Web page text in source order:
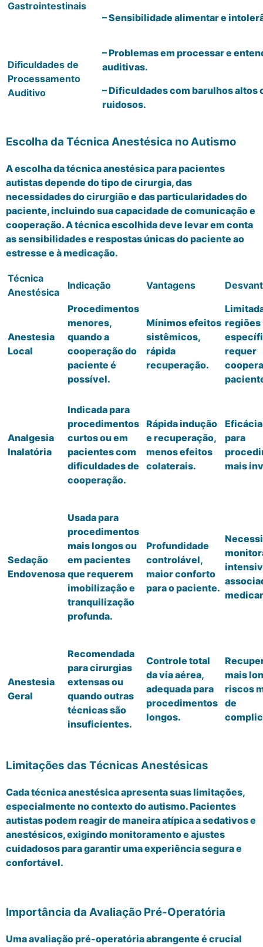
Gastrointestinais
– Sensibilidade alimentar e
Dificuldades de
Processamento
Auditivo
– Problemas em processar e
auditivas.
– Dificuldades com barulhos altos
ruidosos.
Escolha da Técnica Anestésica no Autismo
A escolha da técnica anestésica para pacientes
autistas depende do tipo de cirurgia, das
necessidades do cirurgião e das particularidades do
paciente, incluindo sua capacidade de comunicação e
cooperação. A técnica escolhida deve levar em conta
as sensibilidades e respostas únicas do paciente ao
estresse e à medicação.
Técnica
Anestésica
Indicação Vantagens
Anestesia
Local
Procedimentos
menores,
quando a
cooperação do
paciente é
possível.
Mínimos efeitos
sistêmicos,
rápida
recuperação.
regiões
requer
Analgesia
Inalatória
Indicada para
procedimentos
curtos ou em
pacientes com
dificuldades de
cooperação.
Rápida indução
e recuperação,
menos efeitos
colaterais.
para
mais
Sedação
Endovenosa
Usada para
procedimentos
mais longos ou
em pacientes
que requerem
imobilização e
tranquilização
profunda.
Profundidade
controlável,
maior conforto
para o paciente.
Anestesia
Geral
Recomendada
para cirurgias
extensas ou
quando outras
técnicas são
insuficientes.
Controle total
da via aérea,
adequada para
procedimentos
longos.
mais
riscos
de
Limitações das Técnicas Anestésicas
Cada técnica anestésica apresenta suas limitações,
especialmente no contexto do autismo. Pacientes
autistas podem reagir de maneira atípica a sedativos e
anestésicos, exigindo monitoramento e ajustes
cuidadosos para garantir uma experiência segura e
confortável.
Importância da Avaliação Pré-Operatória
Uma avaliação pré-operatória abrangente é crucial